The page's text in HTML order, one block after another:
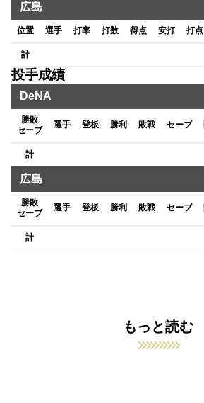
広島
位置 選手 打率 打数 得点 安打 打点
計
投手成績
DeNA
勝敗
セーブ
選手 登板 勝利 敗戦 セーブ
計
広島
勝敗
セーブ
選手 登板 勝利 敗戦 セーブ
計
もっと読む